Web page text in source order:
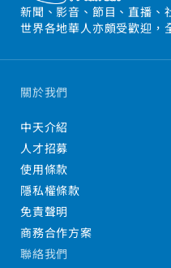
新聞、影音、節目、直播、
世界各地華人亦頗受歡迎，
關於我們
中天介紹
人才招募
使用條款
隱私權條款
免責聲明
商務合作方案
聯絡我們